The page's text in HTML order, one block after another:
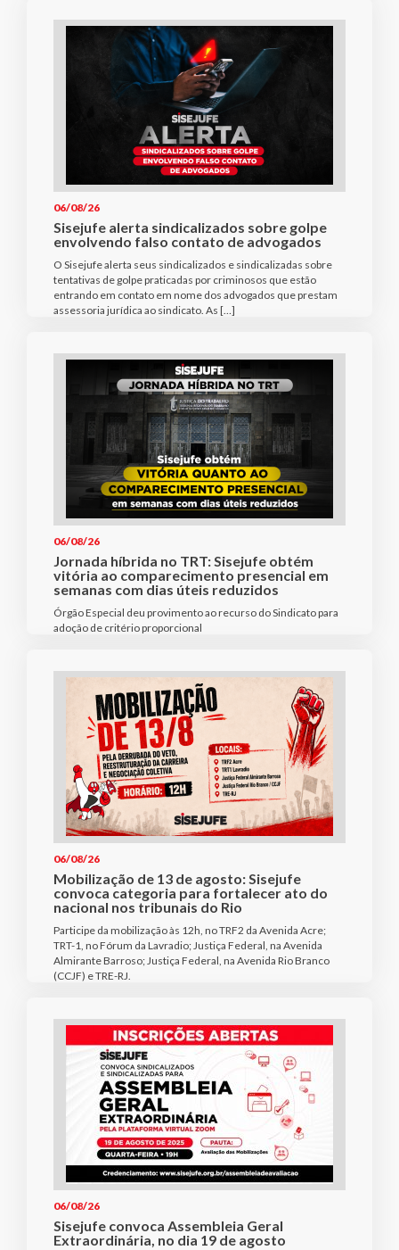
06/08/26
Sisejufe alerta sindicalizados sobre golpe
envolvendo falso contato de advogados
O Sisejufe alerta seus sindicalizados e sindicalizadas sobre
tentativas de golpe praticadas por criminosos que estão
entrando em contato em nome dos advogados que prestam
assessoria jurídica ao sindicato. As […]
06/08/26
Jornada híbrida no TRT: Sisejufe obtém
vitória ao comparecimento presencial em
semanas com dias úteis reduzidos
Órgão Especial deu provimento ao recurso do Sindicato para
adoção de critério proporcional
06/08/26
Mobilização de 13 de agosto: Sisejufe
convoca categoria para fortalecer ato do
nacional nos tribunais do Rio
Participe da mobilização às 12h, no TRF2 da Avenida Acre;
TRT-1, no Fórum da Lavradio; Justiça Federal, na Avenida
Almirante Barroso; Justiça Federal, na Avenida Rio Branco
(CCJF) e TRE-RJ.
06/08/26
Sisejufe convoca Assembleia Geral
Extraordinária, no dia 19 de agosto